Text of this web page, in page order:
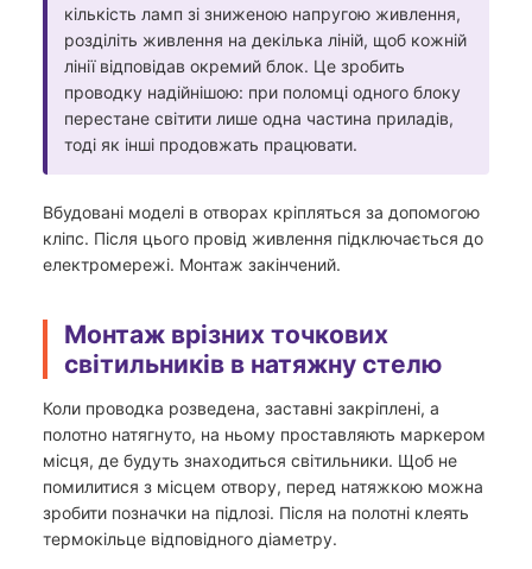
кількість ламп зі зниженою напругою живлення,
розділіть живлення на декілька ліній, щоб кожній
лінії відповідав окремий блок. Це зробить
проводку надійнішою: при поломці одного блоку
перестане світити лише одна частина приладів,
тоді як інші продовжать працювати.
Вбудовані моделі в отворах кріпляться за допомогою
кліпс. Після цього провід живлення підключається до
електромережі. Монтаж закінчений.
Монтаж врізних точкових
світильників в натяжну стелю
Коли проводка розведена, заставні закріплені, а
полотно натягнуто, на ньому проставляють маркером
місця, де будуть знаходиться світильники. Щоб не
помилитися з місцем отвору, перед натяжкою можна
зробити позначки на підлозі. Після на полотні клеять
термокільце відповідного діаметру.